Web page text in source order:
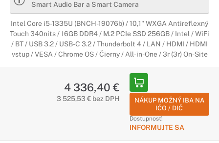
Smart Audio Bar a Smart Camera
Intel Core i5-1335U (BNCH-19076b) / 10,1" WXGA Antireflexný
Touch 340nits / 16GB DDR4 / M.2 PCIe SSD 256GB / Intel / WiFi
/ BT / USB 3.2 / USB-C 3.2 / Thunderbolt 4 / LAN / HDMI / HDMI
vstup / VESA / Chrome OS / Čierny / All-in-One / 3r (3r) On-Site
4 336,40 €
3 525,53 € bez DPH
NÁKUP MOŽNÝ IBA NA
IČO / DIČ
Dostupnosť:
INFORMUJTE SA